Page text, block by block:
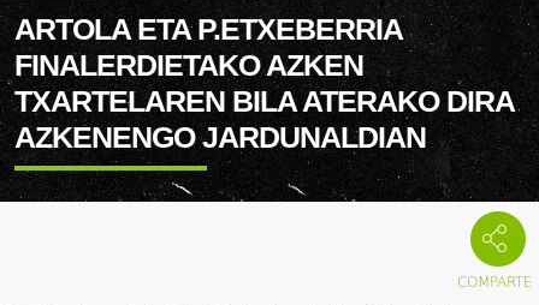
ARTOLA ETA P.ETXEBERRIA
FINALERDIETAKO AZKEN
TXARTELAREN BILA ATERAKO DIRA
AZKENENGO JARDUNALDIAN